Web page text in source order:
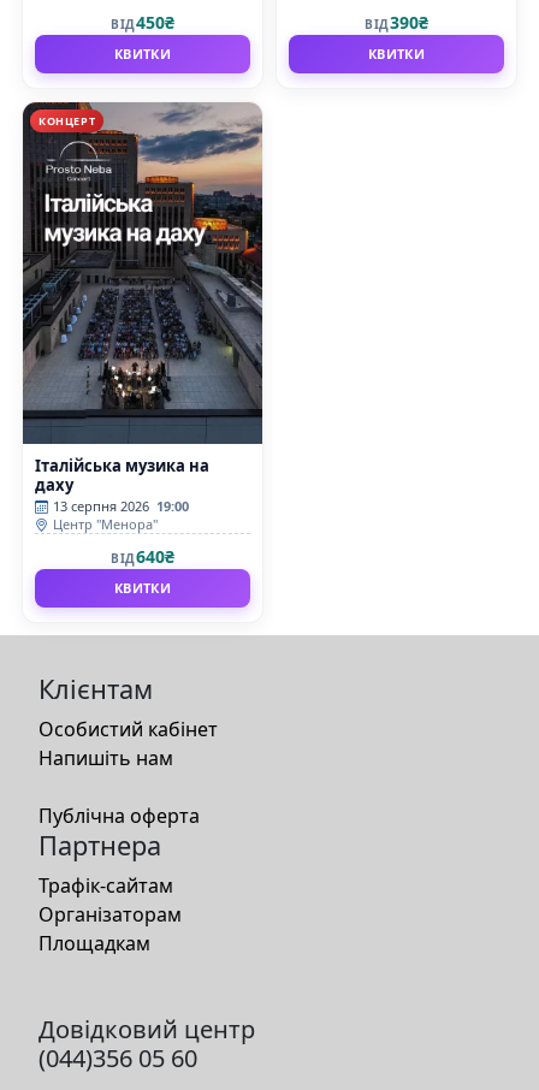
ВІД450₴
КВИТКИ
ВІД390₴
КВИТКИ
КОНЦЕРТ
Італійська музика на
даху
13 серпня 2026 19:00
Центр "Менора"
ВІД640₴
КВИТКИ
Клієнтам
Особистий кабінет
Напишіть нам
Публічна оферта
Партнера
Трафік-сайтам
Організаторам
Площадкам
Довідковий центр
(044)356 05 60